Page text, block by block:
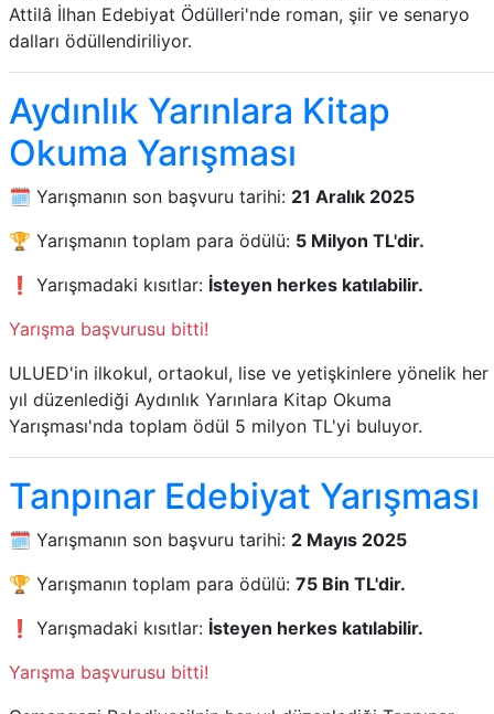
Attilâ İlhan Edebiyat Ödülleri'nde roman, şiir ve senaryo
dalları ödüllendiriliyor.
Aydınlık Yarınlara Kitap
Okuma Yarışması
🗓️ Yarışmanın son başvuru tarihi: 21 Aralık 2025
🏆 Yarışmanın toplam para ödülü: 5 Milyon TL'dir.
❗ Yarışmadaki kısıtlar: İsteyen herkes katılabilir.
Yarışma başvurusu bitti!
ULUED'in ilkokul, ortaokul, lise ve yetişkinlere yönelik her
yıl düzenlediği Aydınlık Yarınlara Kitap Okuma
Yarışması'nda toplam ödül 5 milyon TL'yi buluyor.
Tanpınar Edebiyat Yarışması
🗓️ Yarışmanın son başvuru tarihi: 2 Mayıs 2025
🏆 Yarışmanın toplam para ödülü: 75 Bin TL'dir.
❗ Yarışmadaki kısıtlar: İsteyen herkes katılabilir.
Yarışma başvurusu bitti!